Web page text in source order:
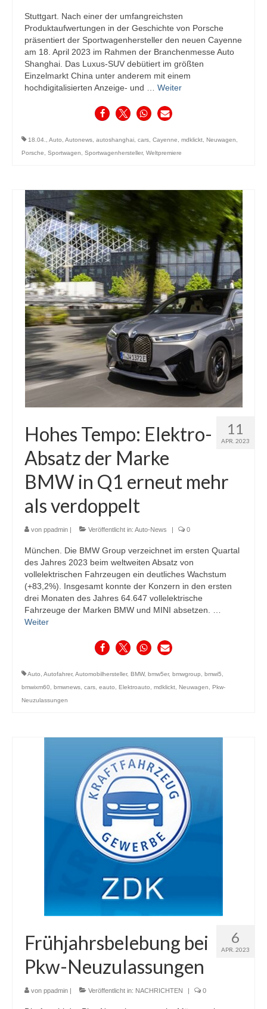
Stuttgart. Nach einer der umfangreichsten
Produktaufwertungen in der Geschichte von Porsche
präsentiert der Sportwagenhersteller den neuen Cayenne
am 18. April 2023 im Rahmen der Branchenmesse Auto
Shanghai. Das Luxus-SUV debütiert im größten
Einzelmarkt China unter anderem mit einem
hochdigitalisierten Anzeige- und … Weiter
18.04., Auto, Autonews, autoshanghai, cars, Cayenne, mdklickt, Neuwagen,
Porsche, Sportwagen, Sportwagenhersteller, Weltpremiere
11
APR. 2023
Hohes Tempo: Elektro-
Absatz der Marke
BMW in Q1 erneut mehr
als verdoppelt
von ppadmin Veröffentlicht in: Auto-News 0
München. Die BMW Group verzeichnet im ersten Quartal
des Jahres 2023 beim weltweiten Absatz von
vollelektrischen Fahrzeugen ein deutliches Wachstum
(+83,2%). Insgesamt konnte der Konzern in den ersten
drei Monaten des Jahres 64.647 vollelektrische
Fahrzeuge der Marken BMW und MINI absetzen. …
Weiter
Auto, Autofahrer, Automobilhersteller, BMW, bmw5er, bmwgroup, bmwi5,
bmwixm60, bmwnews, cars, eauto, Elektroauto, mdklickt, Neuwagen, Pkw-
Neuzulassungen
6
APR. 2023
Frühjahrsbelebung bei
Pkw-Neuzulassungen
von ppadmin Veröffentlicht in: NACHRICHTEN 0